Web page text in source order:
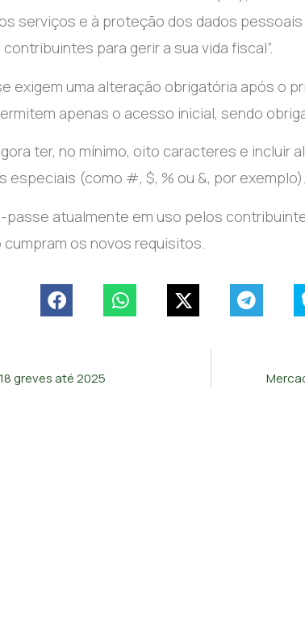
serviços e à proteção dos dados
para gerir a sua vida fiscal”.
exigem uma alteração obrigatória após o
apenas o acesso inicial, sendo
ter, no mínimo, oito caracteres e incluir
especiais (como #, $, % ou &, por exemplo).
passe atualmente em uso pelos
os novos requisitos.
greves até 2025